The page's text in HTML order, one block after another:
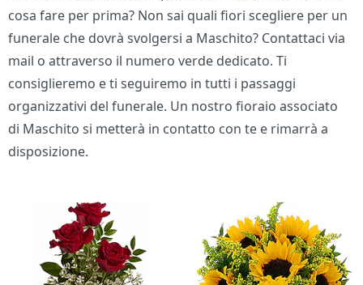
cosa fare per prima? Non sai quali fiori scegliere per un
funerale che dovrà svolgersi a Maschito? Contattaci via
mail o attraverso il numero verde dedicato. Ti
consiglieremo e ti seguiremo in tutti i passaggi
organizzativi del funerale. Un nostro fioraio associato
di Maschito si metterà in contatto con te e rimarrà a
disposizione.
Bouquet di fiori